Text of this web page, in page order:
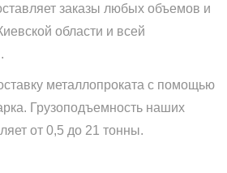
заказы любых объемов и
области и всей
металлопроката с помощью
Грузоподъемность наших
от 0,5 до 21 тонны.